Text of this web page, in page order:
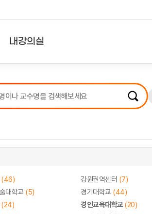
내강의실
강의리스트
수강확인증강의
(46) 강원권역센터 (7)
대학교 (5) 경기대학교 (44)
(24) 경인교육대학교(20)